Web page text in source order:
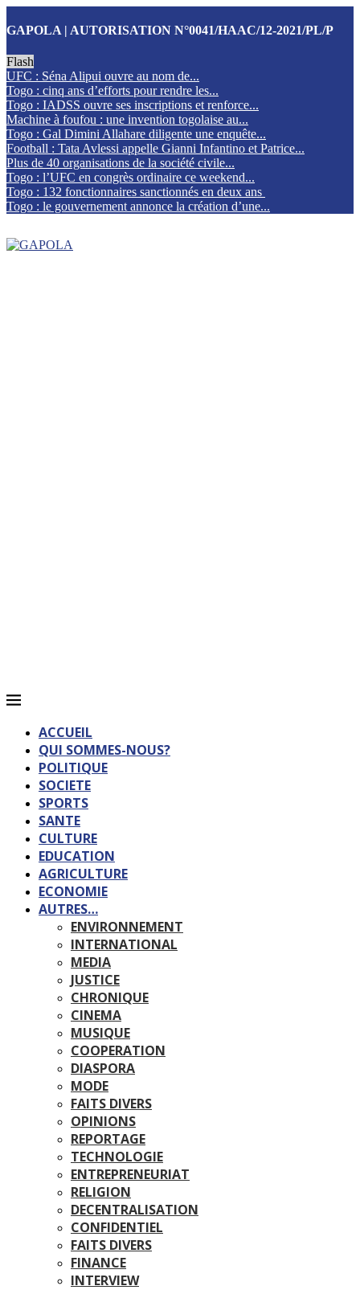
GAPOLA | AUTORISATION N°0041/HAAC/12-2021/PL/P
Flash
UFC : Séna Alipui ouvre au nom de...
Togo : cinq ans d’efforts pour rendre les...
Togo : IADSS ouvre ses inscriptions et renforce...
Machine à foufou : une invention togolaise au...
Togo : Gal Dimini Allahare diligente une enquête...
Football : Tata Avlessi appelle Gianni Infantino et Patrice...
Plus de 40 organisations de la société civile...
Togo : l’UFC en congrès ordinaire ce weekend...
Togo : 132 fonctionnaires sanctionnés en deux ans
Togo : le gouvernement annonce la création d’une...
ACCUEIL
QUI SOMMES-NOUS?
POLITIQUE
SOCIETE
SPORTS
SANTE
CULTURE
EDUCATION
AGRICULTURE
ECONOMIE
AUTRES…
ENVIRONNEMENT
INTERNATIONAL
MEDIA
JUSTICE
CHRONIQUE
CINEMA
MUSIQUE
COOPERATION
DIASPORA
MODE
FAITS DIVERS
OPINIONS
REPORTAGE
TECHNOLOGIE
ENTREPRENEURIAT
RELIGION
DECENTRALISATION
CONFIDENTIEL
FAITS DIVERS
FINANCE
INTERVIEW